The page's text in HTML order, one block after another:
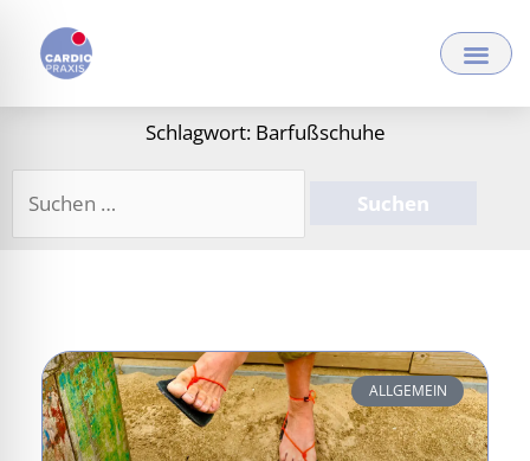
Inhalt
springen
Schlagwort: Barfußschuhe
ALLGEMEIN